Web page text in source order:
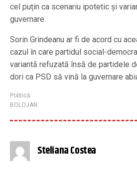
cel puțin ca scenariu ipotetic și
guvernare.
Sorin Grindeanu ar fi de acord cu
cazul în care partidul social-
variantă refuzată însă de partidele
dori ca PSD să vină la guvernare
Politică
BOLOJAN
Steliana Costea